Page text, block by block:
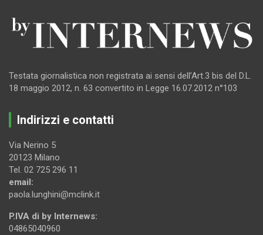
Testata giornalistica non registrata ai sensi dell’Art.3 bis del D.L.
18 maggio 2012, n. 63 convertito in Legge 16.07.2012 n°103
Indirizzi e contatti
Via Nerino 5
20123 Milano
Tel. 02 725 296 11
email:
paola.lunghini@mclink.it
P.IVA di by Internews:
04865040960